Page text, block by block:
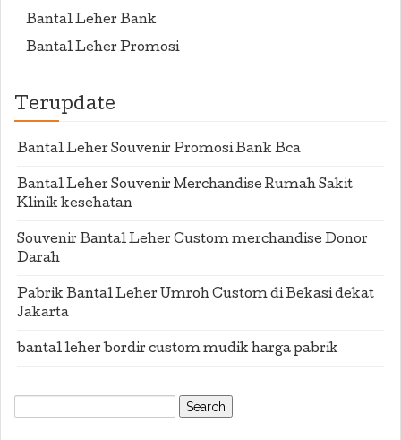
Bantal Leher Bank
Bantal Leher Promosi
Terupdate
Bantal Leher Souvenir Promosi Bank Bca
Bantal Leher Souvenir Merchandise Rumah Sakit
Klinik kesehatan
Souvenir Bantal Leher Custom merchandise Donor
Darah
Pabrik Bantal Leher Umroh Custom di Bekasi dekat
Jakarta
bantal leher bordir custom mudik harga pabrik
Search
for: